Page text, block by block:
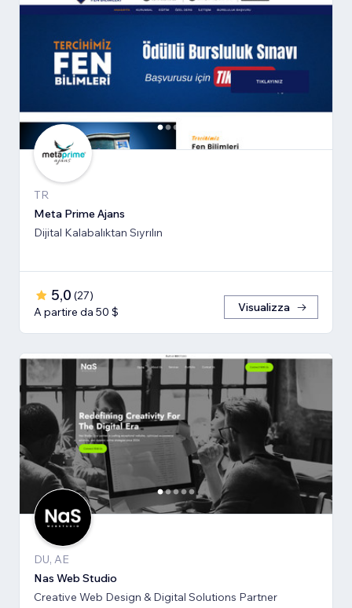
TR
Meta Prime Ajans
Dijital Kalabalıktan Sıyrılın
5,0 (27)
A partire da 50 $
Visualizza
DU, AE
Nas Web Studio
Creative Web Design & Digital Solutions Partner